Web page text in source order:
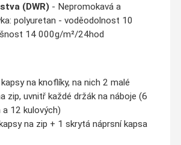
(DWR)- Nepromokavá a
polyuretan - voděodolnost 10
14 000g/m²/24hod
na knoflíky, na nich 2 malé
zip, uvnitř každé držák na náboje (6
a 12 kulových)
na zip + 1 skrytá náprsní kapsa